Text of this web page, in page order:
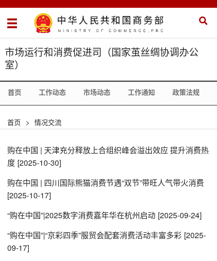
市场运行和消费促进司（国家茧丝绸协调办公
室）
首页 工作动态 市场动态 工作通知 政策法规
首页 > 情况交流
购在中国 | 天津充分释放上合组织峰会溢出效应 提升消费热
度 [2025-10-30]
购在中国 | 四川国际熊猫消费节遇“双节”带旺人气带火消费
[2025-10-17]
“购在中国”|2025数字消费嘉年华在杭州启动 [2025-09-24]
“购在中国”|“京彩四季”服贸会配套消费活动丰富多彩 [2025-
09-17]